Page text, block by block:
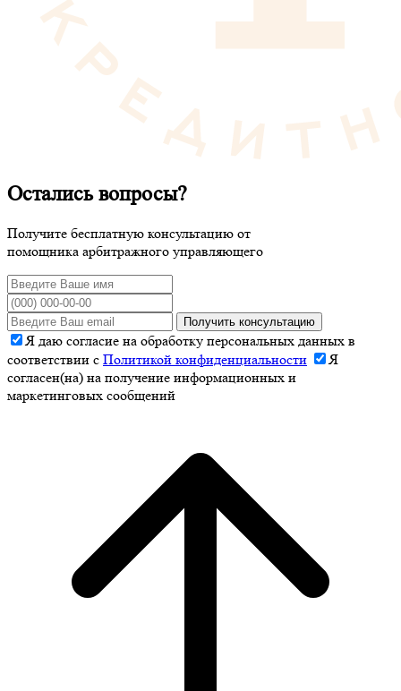
Остались вопросы?
Получите бесплатную консультацию от
помощника арбитражного управляющего
Получить консультацию
Я даю согласие на обработку персональных данных в
соответствии с Политикой конфиденциальности
Я
согласен(на) на получение информационных и
маркетинговых сообщений